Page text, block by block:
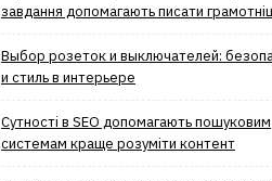
завдання допомагають писати
Выбор розеток и выключателей:
и стиль в интерьере
Сутності в SEO допомагають пошуковим
системам краще розуміти контент